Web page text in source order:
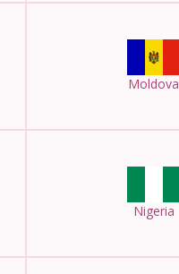
Moldova
Nigeria